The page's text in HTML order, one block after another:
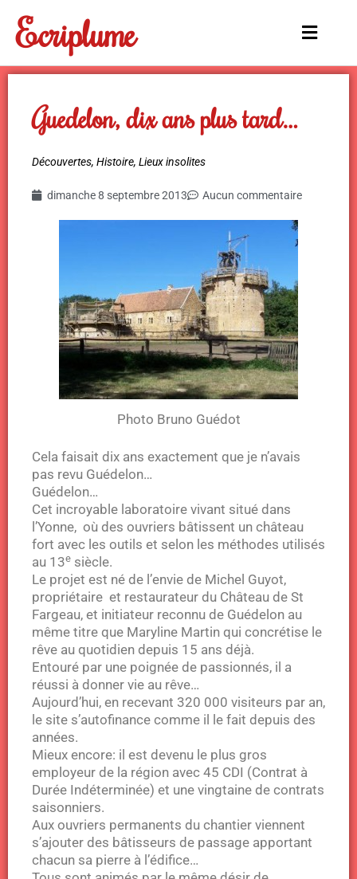
contenu
Ecriplume
Main
Guedelon, dix ans plus tard…
Découvertes, Histoire, Lieux insolites
dimanche 8 septembre 2013 Aucun commentaire
Photo Bruno Guédot
Cela faisait dix ans exactement que je n’avais
pas revu Guédelon…
Guédelon…
Cet incroyable laboratoire vivant situé dans
l’Yonne, où des ouvriers bâtissent un château
fort avec les outils et selon les méthodes utilisés
au 13e siècle.
Le projet est né de l’envie de Michel Guyot,
propriétaire et restaurateur du Château de St
Fargeau, et initiateur reconnu de Guédelon au
même titre que Maryline Martin qui concrétise le
rêve au quotidien depuis 15 ans déjà.
Entouré par une poignée de passionnés, il a
réussi à donner vie au rêve…
Aujourd’hui, en recevant 320 000 visiteurs par an,
le site s’autofinance comme il le fait depuis des
années.
Mieux encore: il est devenu le plus gros
employeur de la région avec 45 CDI (Contrat à
Durée Indéterminée) et une vingtaine de contrats
saisonniers.
Aux ouvriers permanents du chantier viennent
s’ajouter des bâtisseurs de passage apportant
chacun sa pierre à l’édifice…